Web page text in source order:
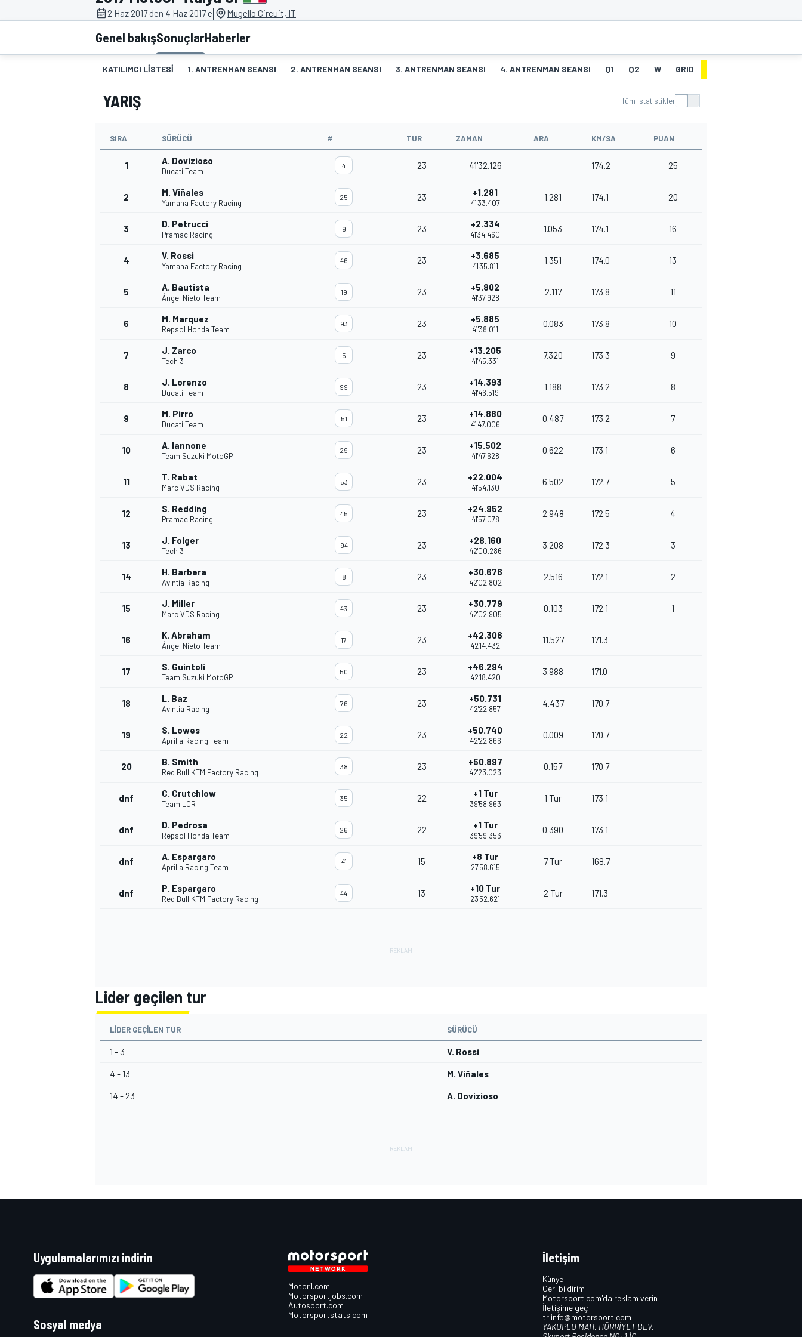
MOTOGP
WORLD SUPERBIKE
2 Haz 2017 den 4 Haz 2017 e| Mugello Circuit, IT
Genel bakışSonuçlarHaberler
KATILIMCI LISTESI 1. ANTRENMAN SEANSI 2. ANTRENMAN SEANSI 3. ANTRENMAN SEANSI 4. ANTRENMAN SEANSI Q1 Q2 W GRID
YARIŞ Tüm istatistikler
SIRA SÜRÜCÜ # TUR ZAMAN ARA KM/SA PUAN
1 A. Dovizioso
Ducati Team
4 23 41'32.126 174.2 25
2 M. Viñales
Yamaha Factory Racing
25 23 +1.281
41'33.407
1.281 174.1 20
3 D. Petrucci
Pramac Racing
9 23 +2.334
41'34.460
1.053 174.1 16
4 V. Rossi
Yamaha Factory Racing
46 23 +3.685
41'35.811
1.351 174.0 13
5 A. Bautista
Ángel Nieto Team
19 23 +5.802
41'37.928
2.117 173.8 11
6 M. Marquez
Repsol Honda Team
93 23 +5.885
41'38.011
0.083 173.8 10
7 J. Zarco
Tech 3
5 23 +13.205
41'45.331
7.320 173.3 9
8 J. Lorenzo
Ducati Team
99 23 +14.393
41'46.519
1.188 173.2 8
9 M. Pirro
Ducati Team
51 23 +14.880
41'47.006
0.487 173.2 7
10 A. Iannone
Team Suzuki MotoGP
29 23 +15.502
41'47.628
0.622 173.1 6
11 T. Rabat
Marc VDS Racing
53 23 +22.004
41'54.130
6.502 172.7 5
12 S. Redding
Pramac Racing
45 23 +24.952
41'57.078
2.948 172.5 4
13 J. Folger
Tech 3
94 23 +28.160
42'00.286
3.208 172.3 3
14 H. Barbera
Avintia Racing
8 23 +30.676
42'02.802
2.516 172.1 2
15 J. Miller
Marc VDS Racing
43 23 +30.779
42'02.905
0.103 172.1 1
16 K. Abraham
Ángel Nieto Team
17 23 +42.306
42'14.432
11.527 171.3
17 S. Guintoli
Team Suzuki MotoGP
50 23 +46.294
42'18.420
3.988 171.0
18 L. Baz
Avintia Racing
76 23 +50.731
42'22.857
4.437 170.7
19 S. Lowes
Aprilia Racing Team
22 23 +50.740
42'22.866
0.009 170.7
20 B. Smith
Red Bull KTM Factory Racing
38 23 +50.897
42'23.023
0.157 170.7
dnf C. Crutchlow
Team LCR
35 22 +1 Tur
39'58.963
1 Tur 173.1
dnf D. Pedrosa
Repsol Honda Team
26 22 +1 Tur
39'59.353
0.390 173.1
dnf A. Espargaro
Aprilia Racing Team
41 15 +8 Tur
27'58.615
7 Tur 168.7
dnf P. Espargaro
Red Bull KTM Factory Racing
44 13 +10 Tur
23'52.621
2 Tur 171.3
Lider geçilen tur
LIDER GEÇILEN TUR SÜRÜCÜ
1 - 3 V. Rossi
4 - 13 M. Viñales
14 - 23 A. Dovizioso
Uygulamalarımızı indirin
Sosyal medya
Motor1.com
Motorsportjobs.com
Autosport.com
Motorsportstats.com
İletişim
Künye
Geri bildirim
Motorsport.com'da reklam verin
İletişime geç
tr.info@motorsport.com
YAKUPLU MAH. HÜRRİYET BLV.